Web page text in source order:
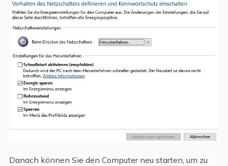
Danach können Sie den Computer neu starten, um zu